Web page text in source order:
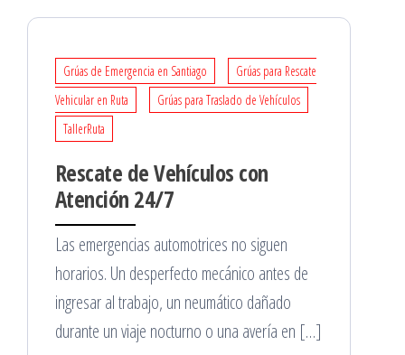
Grúas de Emergencia en Santiago
Grúas para Rescate
Vehicular en Ruta
Grúas para Traslado de Vehículos
TallerRuta
Rescate de Vehículos con
Atención 24/7
Las emergencias automotrices no siguen
horarios. Un desperfecto mecánico antes de
ingresar al trabajo, un neumático dañado
durante un viaje nocturno o una avería en […]